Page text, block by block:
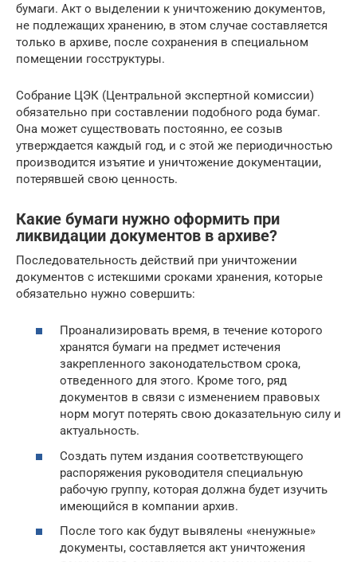
бумаги. Акт о выделении к уничтожению документов,
не подлежащих хранению, в этом случае составляется
только в архиве, после сохранения в специальном
помещении госструктуры.
Собрание ЦЭК (Центральной экспертной комиссии)
обязательно при составлении подобного рода бумаг.
Она может существовать постоянно, ее созыв
утверждается каждый год, и с этой же периодичностью
производится изъятие и уничтожение документации,
потерявшей свою ценность.
Какие бумаги нужно оформить при
ликвидации документов в архиве?
Последовательность действий при уничтожении
документов с истекшими сроками хранения, которые
обязательно нужно совершить:
Проанализировать время, в течение которого
хранятся бумаги на предмет истечения
закрепленного законодательством срока,
отведенного для этого. Кроме того, ряд
документов в связи с изменением правовых
норм могут потерять свою доказательную силу и
актуальность.
Создать путем издания соответствующего
распоряжения руководителя специальную
рабочую группу, которая должна будет изучить
имеющийся в компании архив.
После того как будут вывялены «ненужные»
документы, составляется акт уничтожения